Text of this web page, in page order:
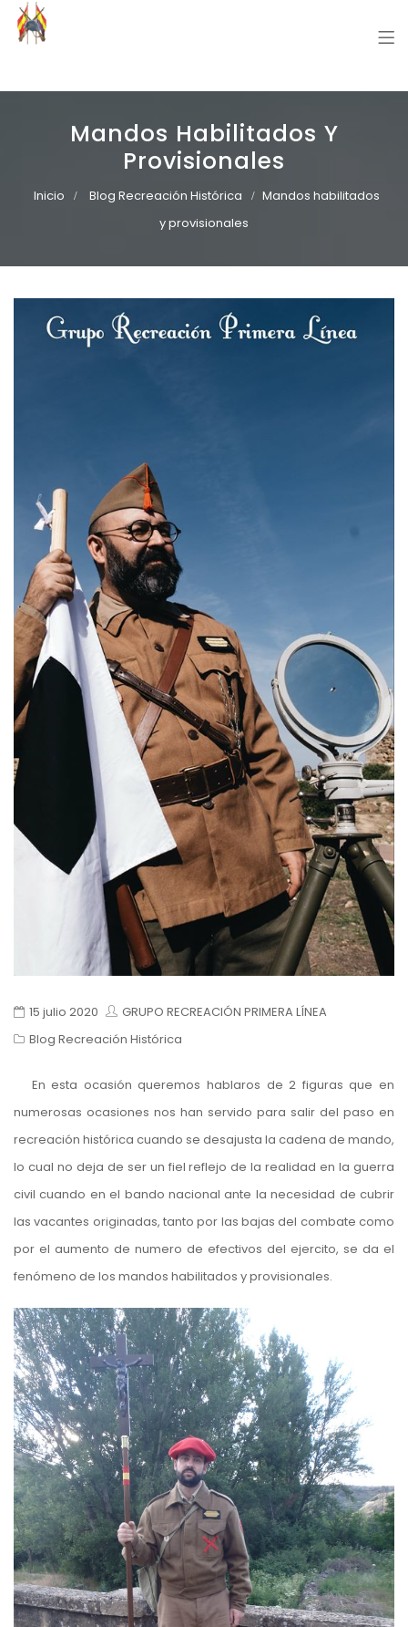
Mandos Habilitados Y
Provisionales
Inicio Blog Recreación Histórica
Mandos habilitados
y provisionales
15 julio 2020
GRUPO RECREACIÓN PRIMERA LÍNEA
Blog Recreación Histórica
En esta ocasión queremos hablaros de 2 figuras que en
numerosas ocasiones nos han servido para salir del paso en
recreación histórica cuando se desajusta la cadena de mando,
lo cual no deja de ser un fiel reflejo de la realidad en la guerra
civil cuando en el bando nacional ante la necesidad de cubrir
las vacantes originadas, tanto por las bajas del combate como
por el aumento de numero de efectivos del ejercito, se da el
fenómeno de los mandos habilitados y provisionales.